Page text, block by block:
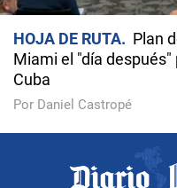
HOJA DE RUTA
Plan
Miami el "día
Cuba
Por Daniel Castropé